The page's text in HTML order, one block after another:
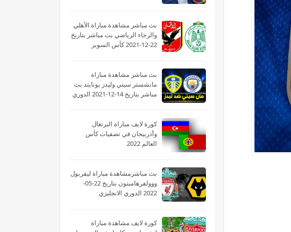
بث مباشر مشاهدة مباراة الأهلي
والرجاء الرياضي بث مباشر بتاريخ
22-12-2021 كأس السوبر
بث مباشر مشاهدة مباراة
مانشستر سيتي وليدز يونايتد بث
مباشر بتاريخ 14-12-2021 الدوري
كورة لايف مباراة البرتغال
وأذربيجان في تصفيات كأس
العالم 2022
بث مباشرمشاهدة مباراة ليفربول
ووولفرهامبتون بتاريخ 22-05-
2022 الدوري الانجليزي
كورة لايف مشاهدة مباراة